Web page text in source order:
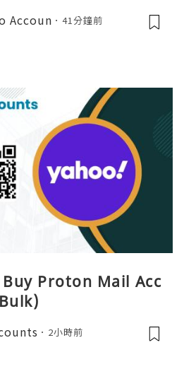
Accoun 41分鐘前
Proton Mail Acc
2小時前